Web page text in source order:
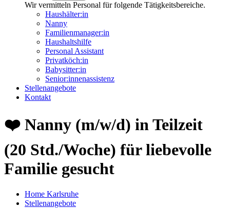
Wir vermitteln Personal für folgende Tätigkeitsbereiche.
Haushälter:in
Nanny
Familienmanager:in
Haushaltshilfe
Personal Assistant
Privatköch:in
Babysitter:in
Senior:innenassistenz
Stellenangebote
Kontakt
❤️ Nanny (m/w/d) in Teilzeit
(20 Std./Woche) für liebevolle
Familie gesucht
Home Karlsruhe
Stellenangebote